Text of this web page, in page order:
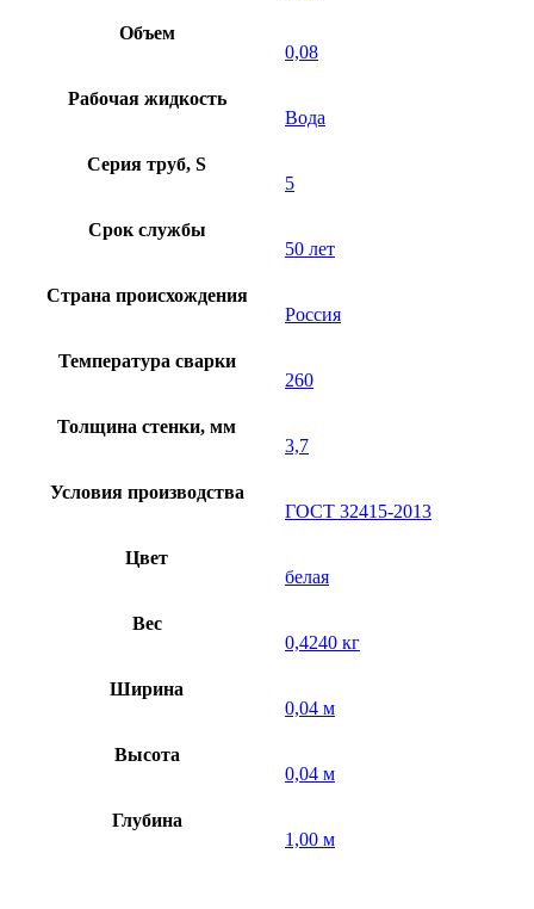
Объем
0,08
Рабочая жидкость
Вода
Серия труб, S
5
Срок службы
50 лет
Страна происхождения
Россия
Температура сварки
260
Толщина стенки, мм
3,7
Условия производства
ГОСТ 32415-2013
Цвет
белая
Вес
0,4240 кг
Ширина
0,04 м
Высота
0,04 м
Глубина
1,00 м